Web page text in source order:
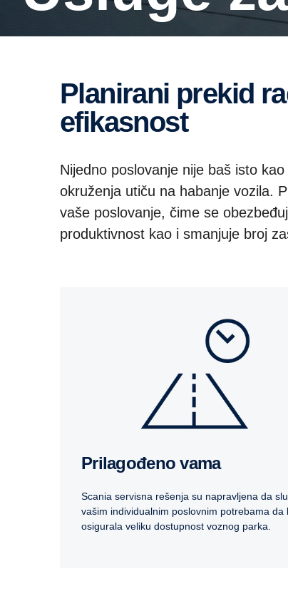
Planirani prekid rada, maksimalna radna
efikasnost
Nijedno poslovanje nije baš isto
okruženja utiču na habanje vozila.
vaše poslovanje, čime se
produktivnost kao i smanjuje broj
Prilagođeno vama
Scania servisna rešenja su napravljena da
vašim individualnim poslovnim potrebama da
osigurala veliku dostupnost voznog parka.